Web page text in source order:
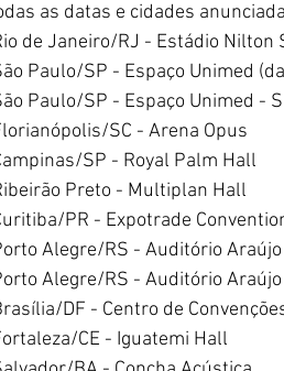
as datas e cidades
de Janeiro/RJ - Estádio Nilton
Paulo/SP - Espaço Unimed
Paulo/SP - Espaço Unimed -
SC - Arena Opus
SP - Royal Palm Hall
Preto - Multiplan Hall
PR - Expotrade
Alegre/RS - Auditório Araújo
Alegre/RS - Auditório
DF - Centro de
CE - Iguatemi Hall